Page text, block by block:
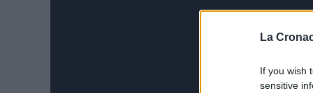
La
If you wish
sensitive